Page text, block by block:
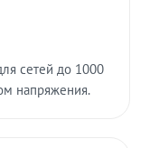
сетей до 1000
напряжения.